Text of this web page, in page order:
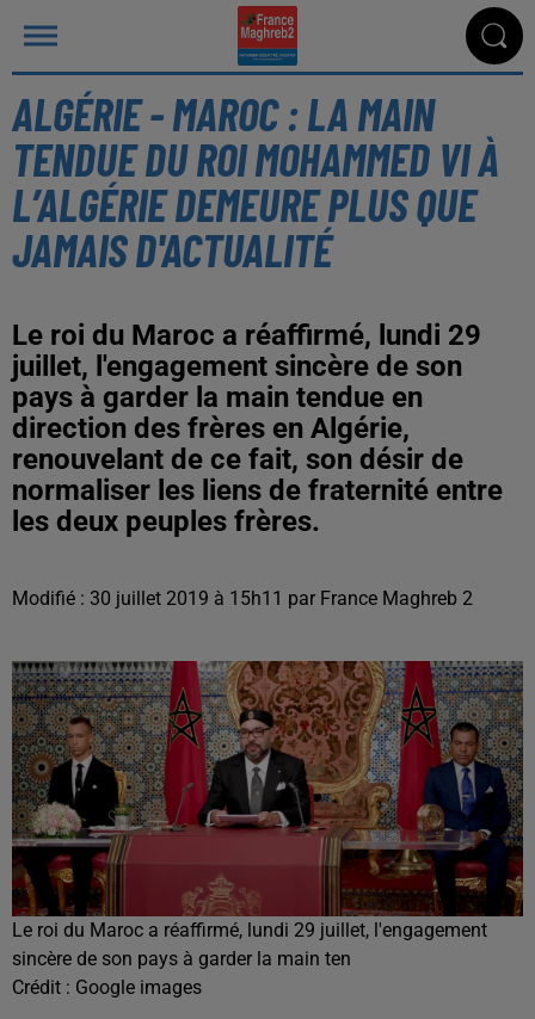
ALGÉRIE - MAROC : LA MAIN
TENDUE DU ROI MOHAMMED VI À
L’ALGÉRIE DEMEURE PLUS QUE
JAMAIS D'ACTUALITÉ
Le roi du Maroc a réaffirmé, lundi 29
juillet, l'engagement sincère de son
pays à garder la main tendue en
direction des frères en Algérie,
renouvelant de ce fait, son désir de
normaliser les liens de fraternité entre
les deux peuples frères.
Modifié : 30 juillet 2019 à 15h11 par France Maghreb 2
Le roi du Maroc a réaffirmé, lundi 29 juillet, l'engagement
sincère de son pays à garder la main ten
Crédit : Google images